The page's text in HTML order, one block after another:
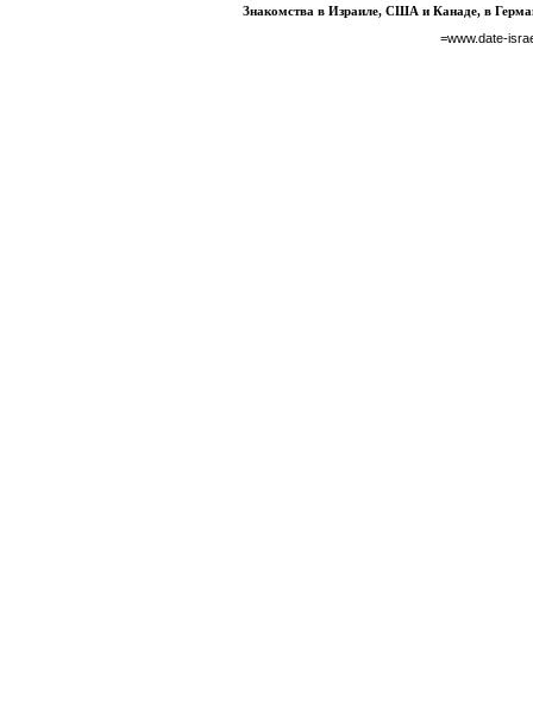
Знакомства в Израиле, США и Канаде, в
=www.date-